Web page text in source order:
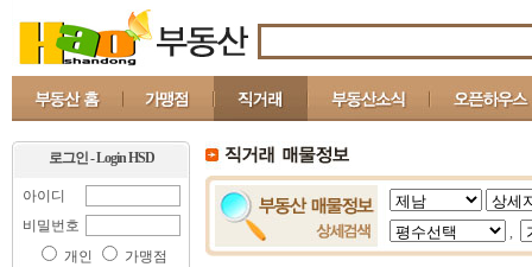
로그인 - Login HSD
아이디
비밀번호
개인
가맹점
,